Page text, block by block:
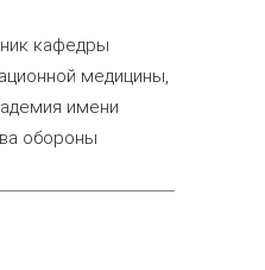
кафедры
медицины,
имени
обороны